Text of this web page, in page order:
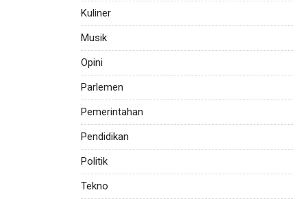
Kuliner
Musik
Opini
Parlemen
Pemerintahan
Pendidikan
Politik
Tekno